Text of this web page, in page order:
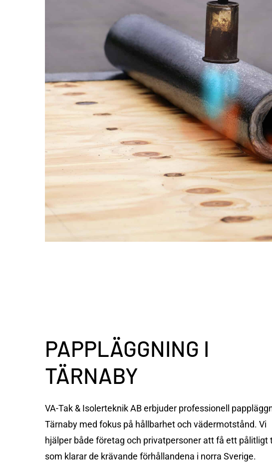
PAPPLÄGGNING I
TÄRNABY
VA-Tak & Isolerteknik AB erbjuder professionell
Tärnaby med fokus på hållbarhet och vädermotstånd. Vi
hjälper både företag och privatpersoner att få ett pålitligt
som klarar de krävande förhållandena i norra Sverige.